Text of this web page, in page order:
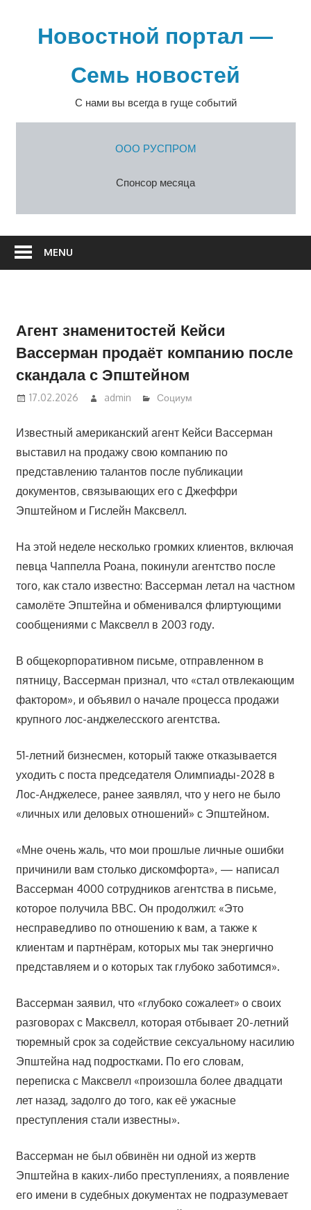
содержимомуНовостной портал —
Семь новостей
С нами вы всегда в гуще событий
ООО РУСПРОМ
Спонсор месяца
MENU
Агент знаменитостей Кейси
Вассерман продаёт компанию после
скандала с Эпштейном
17.02.2026 admin Социум
Известный американский агент Кейси Вассерман
выставил на продажу свою компанию по
представлению талантов после публикации
документов, связывающих его с Джеффри
Эпштейном и Гислейн Максвелл.
На этой неделе несколько громких клиентов, включая
певца Чаппелла Роана, покинули агентство после
того, как стало известно: Вассерман летал на частном
самолёте Эпштейна и обменивался флиртующими
сообщениями с Максвелл в 2003 году.
В общекорпоративном письме, отправленном в
пятницу, Вассерман признал, что «стал отвлекающим
фактором», и объявил о начале процесса продажи
крупного лос-анджелесского агентства.
51-летний бизнесмен, который также отказывается
уходить с поста председателя Олимпиады-2028 в
Лос-Анджелесе, ранее заявлял, что у него не было
«личных или деловых отношений» с Эпштейном.
«Мне очень жаль, что мои прошлые личные ошибки
причинили вам столько дискомфорта», — написал
Вассерман 4000 сотрудников агентства в письме,
которое получила BBC. Он продолжил: «Это
несправедливо по отношению к вам, а также к
клиентам и партнёрам, которых мы так энергично
представляем и о которых так глубоко заботимся».
Вассерман заявил, что «глубоко сожалеет» о своих
разговорах с Максвелл, которая отбывает 20-летний
тюремный срок за содействие сексуальному насилию
Эпштейна над подростками. По его словам,
переписка с Максвелл «произошла более двадцати
лет назад, задолго до того, как её ужасные
преступления стали известны».
Вассерман не был обвинён ни одной из жертв
Эпштейна в каких-либо преступлениях, а появление
его имени в судебных документах не подразумевает